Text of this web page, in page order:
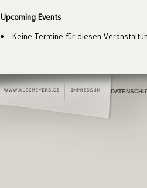
Upcoming Events
Keine Termine für diesen